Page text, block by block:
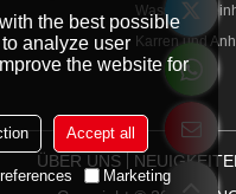
Karren und
ÜBER UNS
the best possible
analyze user
the website for
Accept all
Marketing